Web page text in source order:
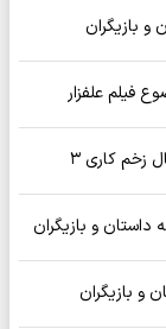
بازیگران
فیلم علفزار
زخم کاری ۳
و بازیگران
و بازیگران